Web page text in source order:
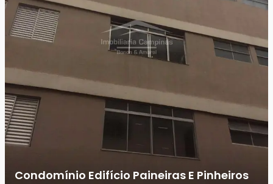
Condomínio Edifício Paineiras E Pinheiros